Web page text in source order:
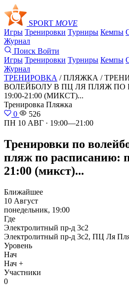
SPORT MOVE
Игры Тренировки Турниры Кемпы
Журнал
Поиск Войти
Игры Тренировки Турниры Кемпы
Журнал
ТРЕНИРОВКА / ПЛЯЖКА /
ВОЛЕЙБОЛУ В ПЦ ЛЯ ПЛЯЖ ПО
19:00-21:00 (МИКСТ)...
Тренировка Пляжка
0
526
ПН 10 АВГ · 19:00—21:00
Тренировки по
пляж по расписанию:
21:00 (микст)...
Ближайшее
10 Август
понедельник, 19:00
Где
Электролитный пр-д 3с2
Электролитный пр-д 3с2, ПЦ Ля
Уровень
Нач
Нач +
Участники
0